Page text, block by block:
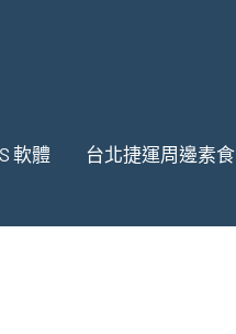
軟體 台北捷運周邊素食